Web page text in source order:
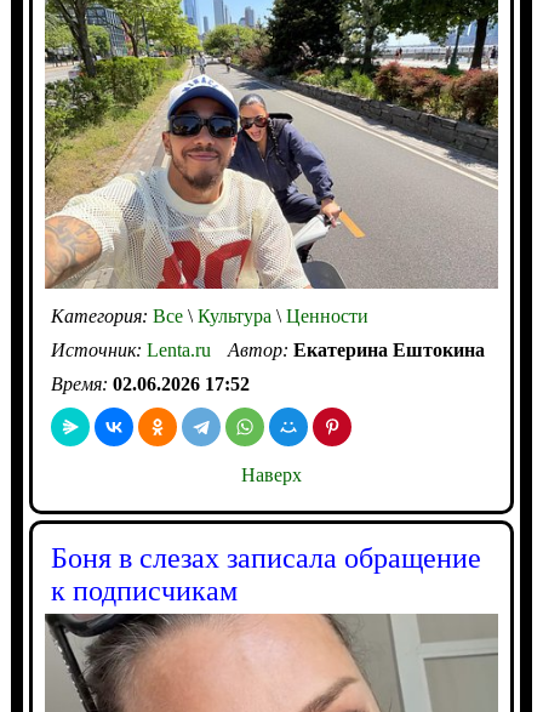
Категория: Все\Культура \Ценности
Источник: Lenta.ru Автор: Екатерина Ештокина
Время: 02.06.2026 17:52
Наверх
Боня в слезах записала обращение
к подписчикам